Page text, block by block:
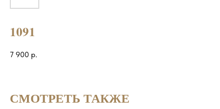
1091
7 900 р.
СМОТРЕТЬ ТАКЖЕ